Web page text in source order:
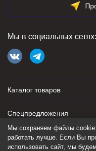
Мы в социальных сетях:
Каталог товаров
Спецпредложения
Для покупателя
Мы сохраняем файлы cookie:
работать лучше. Если Вы
использовать сайт, мы